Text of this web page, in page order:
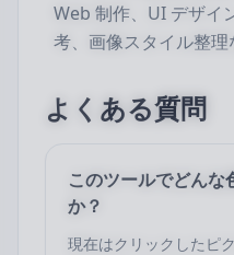
Web 制作、UI デザイ
考、画像スタイル整理
よくある質問
このツールでどん
か？
現在はクリックしたピ